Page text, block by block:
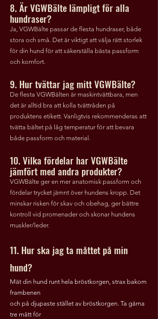
8. Är VGWBälte lämpligt för alla
hundraser?
Ja, VGWBälte passar de flesta hundraser, både
stora och små. Det är viktigt att välja rätt storlek
för din hund för att säkerställa bästa passform
och komfort.
9. Hur tvättar jag mitt VGWBälte?
De flesta VGWBälten är maskintvättbara, men
det är alltid bra att kolla tvättråden på
produktens etikett. Vanligtvis rekommenderas att
tvätta bältet på låg temperatur för att bevara
både passform och material.
10. Vilka fördelar har VGWBälte
jämfört med andra produkter?
VGWBälte ger en mer anatomisk passform och
fördelar trycket jämnt över hundens kropp. Det
minskar risken för skav och obehag, ger bättre
kontroll vid promenader och skonar hundens
muskler/leder.
11. Hur ska jag ta måttet på min
hund?
Mät din hund runt hela bröstkorgen, strax bakom
frambenen
och på djupaste stället av bröstkorgen. Ta gärna
tre mått för